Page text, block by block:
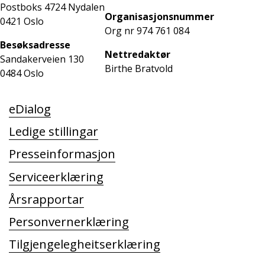
Postboks 4724 Nydalen
0421 Oslo
Besøksadresse
Sandakerveien 130
0484 Oslo
Organisasjonsnummer
Org nr 974 761 084
Nettredaktør
Birthe Bratvold
eDialog
Ledige stillingar
Presseinformasjon
Serviceerklæring
Årsrapportar
Personvernerklæring
Tilgjengelegheitserklæring